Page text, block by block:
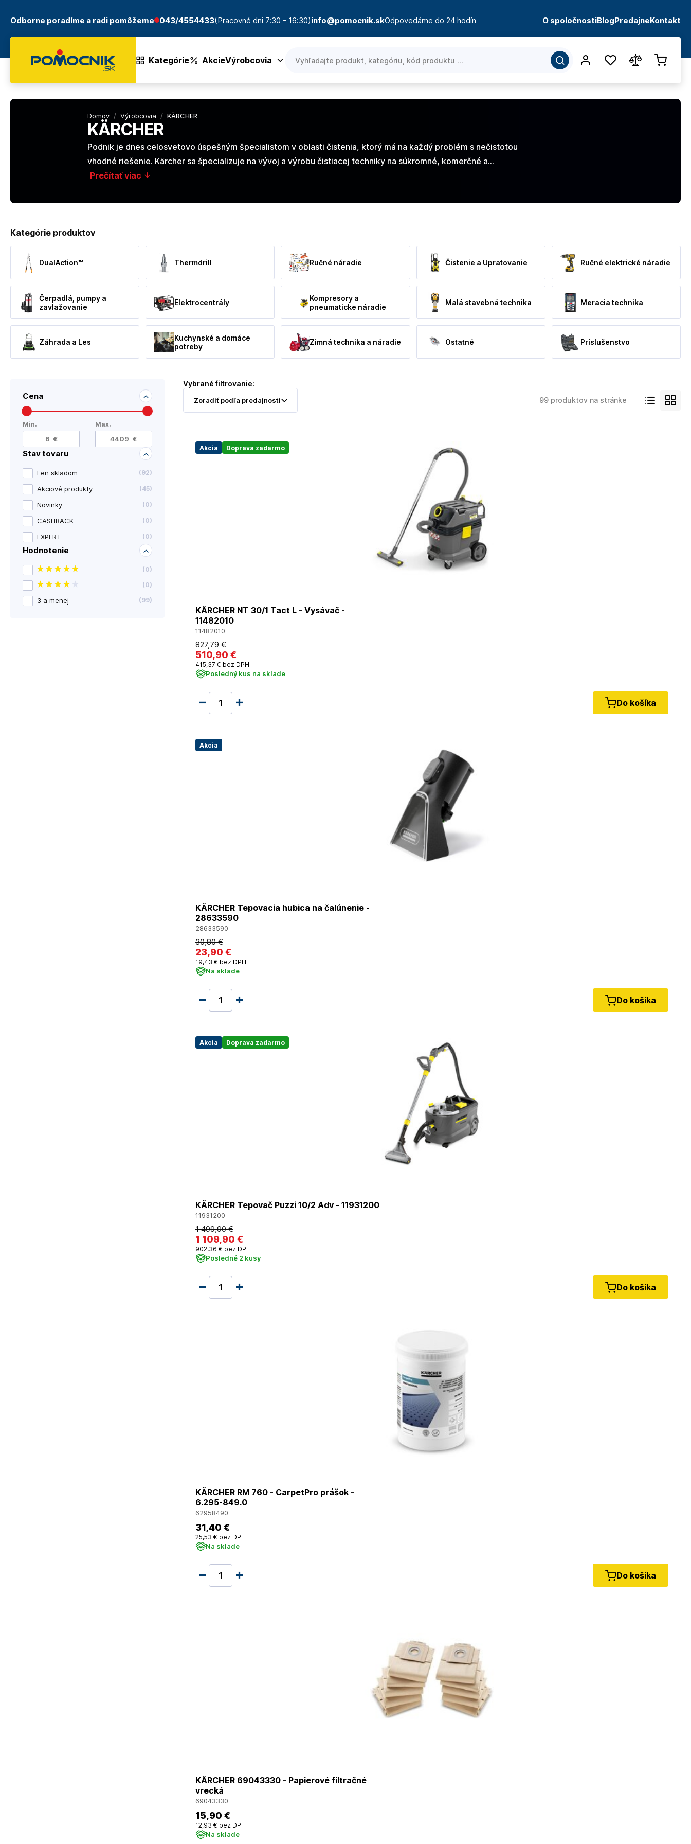
Odborne poradíme a radi pomôžeme 043/4554433(Pracovné dni 7:30 - 16:30)info@pomocnik.skOdpovedáme do 24 hodín O spoločnostiBlogPredajneKontakt
Kategórie AkcieVýrobcovia
Domov / Výrobcovia / KÄRCHER
KÄRCHER
Podnik je dnes celosvetovo úspešným špecialistom v oblasti čistenia, ktorý má na každý problém s nečistotou
vhodné riešenie. Kärcher sa špecializuje na vývoj a výrobu čistiacej techniky na súkromné, komerčné a…
Prečítať viac
Cena
Min. Max.
Stav tovaru
Len skladom (92)
Akciové produkty (45)
Novinky (0)
CASHBACK (0)
EXPERT (0)
Hodnotenie
(0)
(0)
3 a menej (99)
Kategórie produktov
DualAction™ Thermdrill Ručné náradie Čistenie a Upratovanie Ručné elektrické náradie
Čerpadlá, pumpy a
zavlažovanie
Elektrocentrály
Kompresory a
pneumaticke náradie
Malá stavebná technika Meracia technika
Záhrada a Les
Kuchynské a domáce
potreby
Zimná technika a náradie Ostatné Príslušenstvo
Vybrané filtrovanie:
99 produktov na stránke
Akcia Doprava zadarmo
KÄRCHER NT 30/1 Tact L - Vysávač -
11482010
11482010
827,79 €
510,90 €
415,37 € bez DPH
Posledný kus na sklade
Do košíka
Akcia
KÄRCHER Tepovacia hubica na čalúnenie -
28633590
28633590
30,80 €
23,90 €
19,43 € bez DPH
Na sklade
Do košíka
Akcia Doprava zadarmo
KÄRCHER Tepovač Puzzi 10/2 Adv - 11931200
11931200
1 499,90 €
1 109,90 €
902,36 € bez DPH
Posledné 2 kusy
Do košíka
KÄRCHER RM 760 - CarpetPro prášok -
6.295-849.0
62958490
31,40 €
25,53 € bez DPH
Na sklade
Do košíka
KÄRCHER 69043330 - Papierové filtračné
vrecká
69043330
15,90 €
12,93 € bez DPH
Na sklade